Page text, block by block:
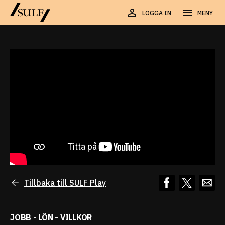
LOGGA IN MENY
Tillbaka till SULF Play
JOBB - LÖN - VILLKOR